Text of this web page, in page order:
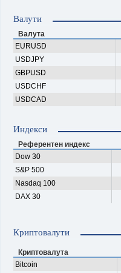
Валути
Валута
EURUSD
USDJPY
GBPUSD
USDCHF
USDCAD
Индекси
Референтен индекс
Dow 30
S&P 500
Nasdaq 100
DAX 30
Криптовалути
Криптовалута
Bitcoin